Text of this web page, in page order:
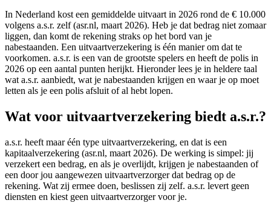
In Nederland kost een gemiddelde uitvaart in 2026 rond de € 10.000
volgens a.s.r. zelf (asr.nl, maart 2026). Heb je dat bedrag niet zomaar
liggen, dan komt de rekening straks op het bord van je
nabestaanden. Een uitvaartverzekering is één manier om dat te
voorkomen. a.s.r. is een van de grootste spelers en heeft de polis in
2026 op een aantal punten herijkt. Hieronder lees je in heldere taal
wat a.s.r. aanbiedt, wat je nabestaanden krijgen en waar je op moet
letten als je een polis afsluit of al hebt lopen.
Wat voor uitvaartverzekering biedt a.s.r.?
a.s.r. heeft maar één type uitvaartverzekering, en dat is een
kapitaalverzekering (asr.nl, maart 2026). De werking is simpel: jij
verzekert een bedrag, en als je overlijdt, krijgen je nabestaanden of
een door jou aangewezen uitvaartverzorger dat bedrag op de
rekening. Wat zij ermee doen, beslissen zij zelf. a.s.r. levert geen
diensten en kiest geen uitvaartverzorger voor je.